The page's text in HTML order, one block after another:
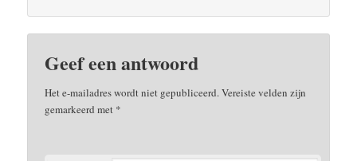
Geef een antwoord
Het e-mailadres wordt niet gepubliceerd.Vereiste velden zijn
gemarkeerd met *